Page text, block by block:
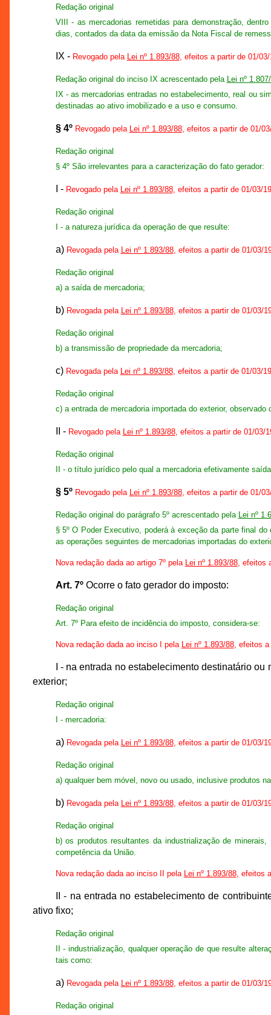
Redação original
VIII - as mercadorias remetidas para demonstração,
dias, contados da data da emissão da Nota Fiscal de
IX - Revogado pela Lei nº 1.893/88, efeitos a partir de 01/03/
Redação original do inciso IX acrescentado pela Lei nº
IX - as mercadorias entradas no estabelecimento, real ou
destinadas ao ativo imobilizado e a uso e consumo.
§ 4º Revogado pela Lei nº 1.893/88, efeitos a partir de 01/
Redação original
§ 4º São irrelevantes para a caracterização do fato gerador:
I - Revogado pela Lei nº 1.893/88, efeitos a partir de 01/03/
Redação original
I - a natureza jurídica da operação de que resulte:
a) Revogada pela Lei nº 1.893/88, efeitos a partir de 01/03/
Redação original
a) a saída de mercadoria;
b) Revogada pela Lei nº 1.893/88, efeitos a partir de 01/03/
Redação original
b) a transmissão de propriedade da mercadoria;
c) Revogada pela Lei nº 1.893/88, efeitos a partir de 01/03/
Redação original
c) a entrada de mercadoria importada do exterior,
II - Revogado pela Lei nº 1.893/88, efeitos a partir de 01/03/
Redação original
II - o título jurídico pelo qual a mercadoria efetivamente
§ 5º Revogado pela Lei nº 1.893/88, efeitos a partir de 01/
Redação original do parágrafo 5º acrescentado pela Lei nº
§ 5º O Poder Executivo, poderá à exceção da parte final
as operações seguintes de mercadorias importadas do
Nova redação dada ao artigo 7º pela Lei nº 1.893/88, efeitos
Art. 7ºOcorre o fato gerador do imposto:
Redação original
Art. 7º Para efeito de incidência do imposto, considera-se:
Nova redação dada ao inciso I pela Lei nº 1.893/88, efeitos a
I - na entrada no estabelecimento destinatário
exterior;
Redação original
I - mercadoria:
a) Revogada pela Lei nº 1.893/88, efeitos a partir de 01/03/
Redação original
a) qualquer bem móvel, novo ou usado, inclusive produtos
b) Revogada pela Lei nº 1.893/88, efeitos a partir de 01/03/
Redação original
b) os produtos resultantes da industrialização de
competência da União.
Nova redação dada ao inciso II pela Lei nº 1.893/88, efeitos
II - na entrada no estabelecimento de
ativo fixo;
Redação original
II - industrialização, qualquer operação de que resulte
tais como:
a) Revogada pela Lei nº 1.893/88, efeitos a partir de 01/03/
Redação original